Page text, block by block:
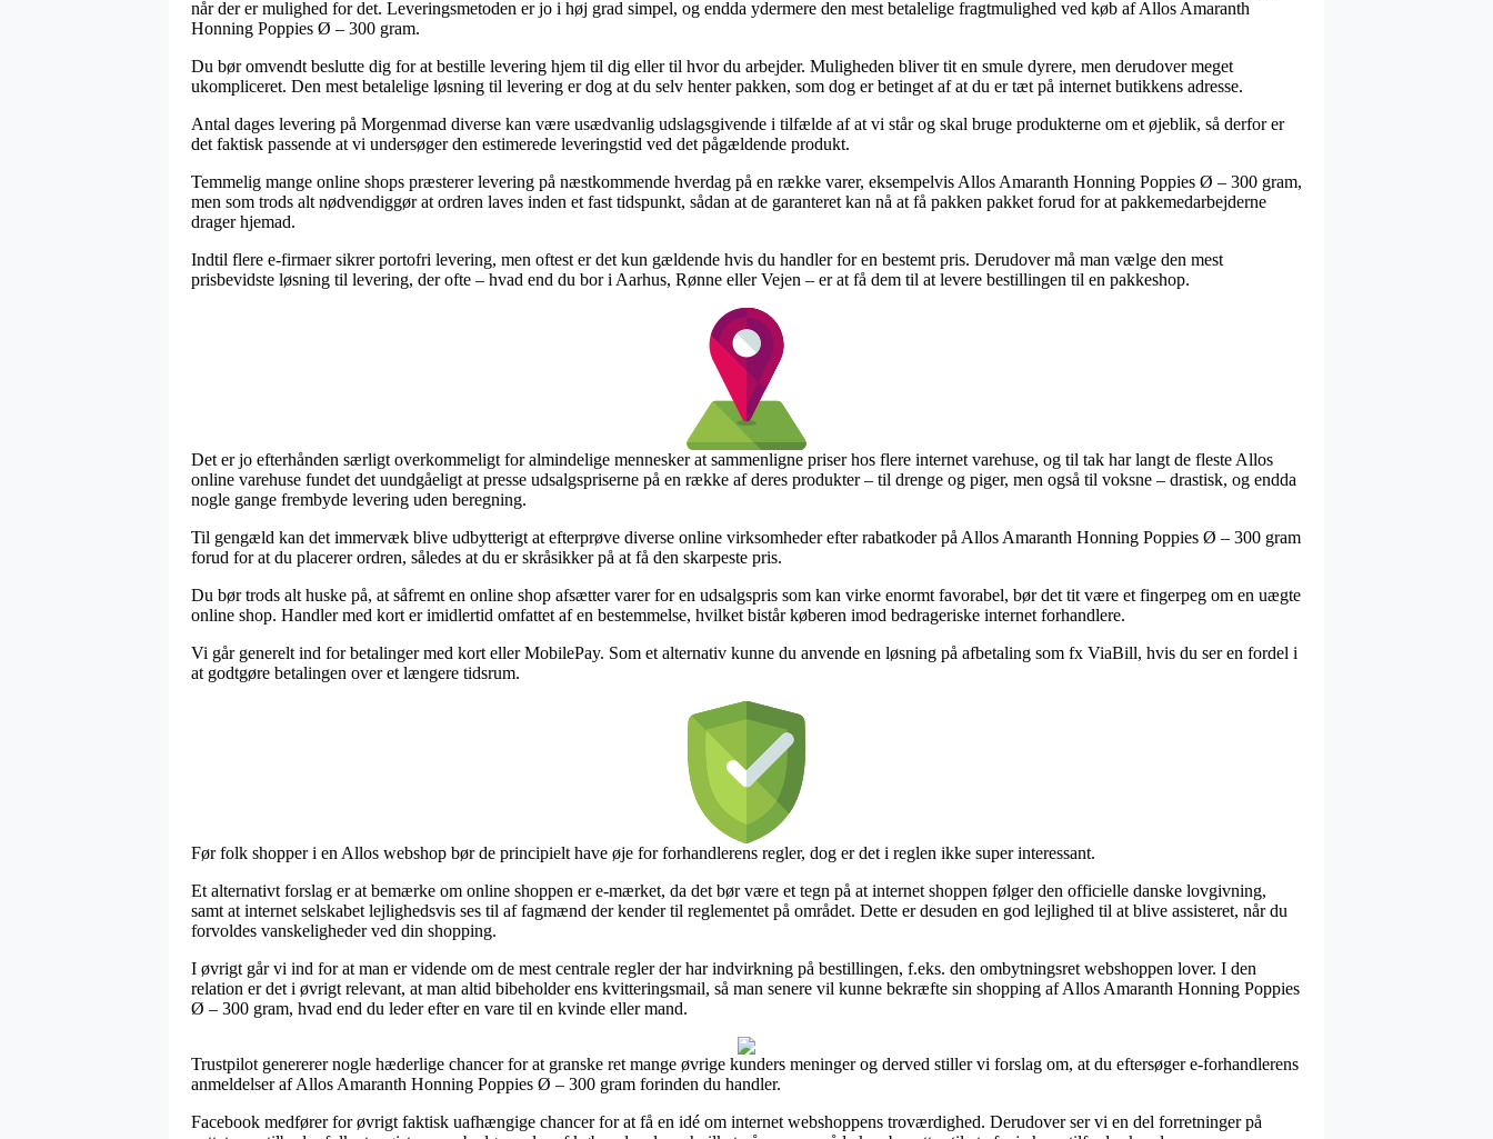
når der er mulighed for det. Leveringsmetoden er jo i høj grad simpel, og endda ydermere den mest betalelige fragtmulighed ved køb af Allos Amaranth
Honning Poppies Ø – 300 gram.
Du bør omvendt beslutte dig for at bestille levering hjem til dig eller til hvor du arbejder. Muligheden bliver tit en smule dyrere, men derudover meget
ukompliceret. Den mest betalelige løsning til levering er dog at du selv henter pakken, som dog er betinget af at du er tæt på internet butikkens adresse.
Antal dages levering på Morgenmad diverse kan være usædvanlig udslagsgivende i tilfælde af at vi står og skal bruge produkterne om et øjeblik, så derfor er
det faktisk passende at vi undersøger den estimerede leveringstid ved det pågældende produkt.
Temmelig mange online shops præsterer levering på næstkommende hverdag på en række varer, eksempelvis Allos Amaranth Honning Poppies Ø – 300 gram,
men som trods alt nødvendiggør at ordren laves inden et fast tidspunkt, sådan at de garanteret kan nå at få pakken pakket forud for at pakkemedarbejderne
drager hjemad.
Indtil flere e-firmaer sikrer portofri levering, men oftest er det kun gældende hvis du handler for en bestemt pris. Derudover må man vælge den mest
prisbevidste løsning til levering, der ofte – hvad end du bor i Aarhus, Rønne eller Vejen – er at få dem til at levere bestillingen til en pakkeshop.
Det er jo efterhånden særligt overkommeligt for almindelige mennesker at sammenligne priser hos flere internet varehuse, og til tak har langt de fleste Allos
online varehuse fundet det uundgåeligt at presse udsalgspriserne på en række af deres produkter – til drenge og piger, men også til voksne – drastisk, og endda
nogle gange frembyde levering uden beregning.
Til gengæld kan det immervæk blive udbytterigt at efterprøve diverse online virksomheder efter rabatkoder på Allos Amaranth Honning Poppies Ø – 300 gram
forud for at du placerer ordren, således at du er skråsikker på at få den skarpeste pris.
Du bør trods alt huske på, at såfremt en online shop afsætter varer for en udsalgspris som kan virke enormt favorabel, bør det tit være et fingerpeg om en uægte
online shop. Handler med kort er imidlertid omfattet af en bestemmelse, hvilket bistår køberen imod bedrageriske internet forhandlere.
Vi går generelt ind for betalinger med kort eller MobilePay. Som et alternativ kunne du anvende en løsning på afbetaling som fx ViaBill, hvis du ser en fordel i
at godtgøre betalingen over et længere tidsrum.
Før folk shopper i en Allos webshop bør de principielt have øje for forhandlerens regler, dog er det i reglen ikke super interessant.
Et alternativt forslag er at bemærke om online shoppen er e-mærket, da det bør være et tegn på at internet shoppen følger den officielle danske lovgivning,
samt at internet selskabet lejlighedsvis ses til af fagmænd der kender til reglementet på området. Dette er desuden en god lejlighed til at blive assisteret, når du
forvoldes vanskeligheder ved din shopping.
I øvrigt går vi ind for at man er vidende om de mest centrale regler der har indvirkning på bestillingen, f.eks. den ombytningsret webshoppen lover. I den
relation er det i øvrigt relevant, at man altid bibeholder ens kvitteringsmail, så man senere vil kunne bekræfte sin shopping af Allos Amaranth Honning Poppies
Ø – 300 gram, hvad end du leder efter en vare til en kvinde eller mand.
Trustpilot genererer nogle hæderlige chancer for at granske ret mange øvrige kunders meninger og derved stiller vi forslag om, at du eftersøger e-forhandlerens
anmeldelser af Allos Amaranth Honning Poppies Ø – 300 gram forinden du handler.
Facebook medfører for øvrigt faktisk uafhængige chancer for at få en idé om internet webshoppens troværdighed. Derudover ser vi en del forretninger på